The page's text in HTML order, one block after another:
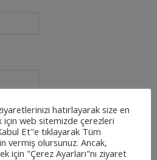
hatırlayarak size en
için web sitemizde çerezleri
Et"e tıklayarak Tüm
vermiş olursunuz. Ancak,
için "Çerez Ayarları"nı ziyaret